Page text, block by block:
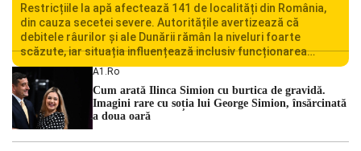
Restricțiile la apă afectează 141 de localități din România,
din cauza secetei severe. Autoritățile avertizează că
debitele râurilor și ale Dunării rămân la niveluri foarte
scăzute, iar situația influențează inclusiv funcționarea
Centralei Nucleare de la Cernavodă. România se confruntă
cu una dintre cele mai dificile perioade din punct de vedere
hidrologic din ultimii ani. Lipsa […]
A1.ro
Cum arată Ilinca Simion cu burtica de gravidă.
Imagini rare cu soția lui George Simion, însărcinată
a doua oară